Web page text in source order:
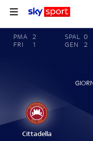
PMA
2
FRI
1
SPAL
0
GEN
2
Cittadella